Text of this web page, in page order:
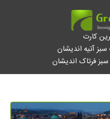
کارت
آتیه اندیشان
فرتاک اندیشان
چک||